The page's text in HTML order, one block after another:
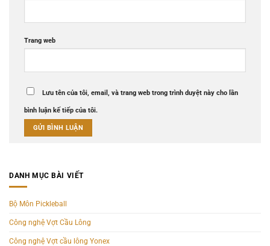
Trang web
Lưu tên của tôi, email, và trang web trong trình duyệt này cho lần
bình luận kế tiếp của tôi.
DANH MỤC BÀI VIẾT
Bộ Môn Pickleball
Công nghệ Vợt Cầu Lông
Công nghệ Vợt cầu lông Yonex